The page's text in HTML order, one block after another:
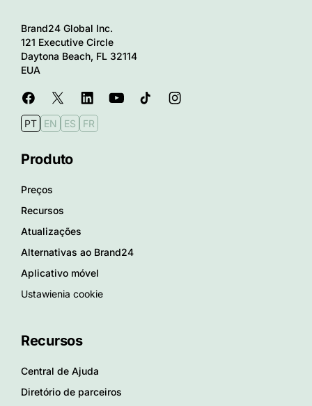
Brand24 Global Inc.
121 Executive Circle
Daytona Beach, FL 32114
EUA
PT EN ES FR
Produto
Preços
Recursos
Atualizações
Alternativas ao Brand24
Aplicativo móvel
Ustawienia cookie
Recursos
Central de Ajuda
Diretório de parceiros